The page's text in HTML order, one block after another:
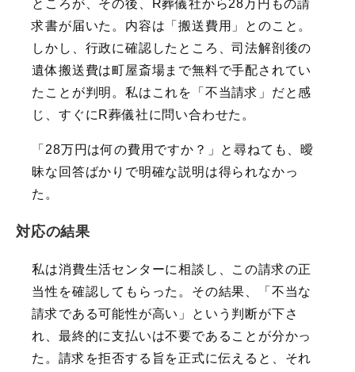
ところが、その後、R葬儀社から28万円もの請
求書が届いた。内容は「搬送費用」とのこと。
しかし、行政に確認したところ、司法解剖後の
遺体搬送費は町屋斎場まで無料で手配されてい
たことが判明。私はこれを「不当請求」だと感
じ、すぐにR葬儀社に問い合わせた。
「28万円は何の費用ですか？」と尋ねても、曖
昧な回答ばかりで明確な説明は得られなかっ
た。
対応の結果
私は消費生活センターに相談し、この請求の正
当性を確認してもらった。その結果、「不当な
請求である可能性が高い」という判断が下さ
れ、最終的に支払いは不要であることが分かっ
た。請求を拒否する旨を正式に伝えると、それ